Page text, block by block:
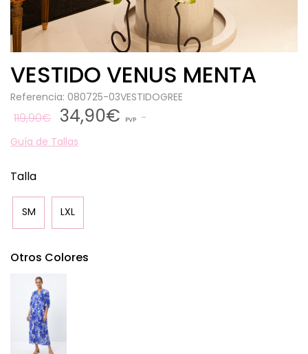
VESTIDO VENUS MENTA
Referencia: 080725-03VESTIDOGREE
119,90€ 34,90€ PVP
Guía de Tallas
Talla
SM LXL
Otros Colores